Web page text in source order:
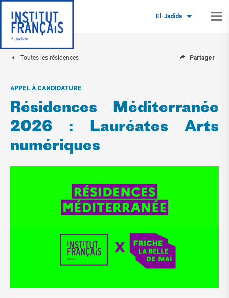
El-Jadida
Toutes les résidences Partager
APPEL À CANDIDATURE
Résidences Méditerranée
2026 : Lauréates Arts
numériques